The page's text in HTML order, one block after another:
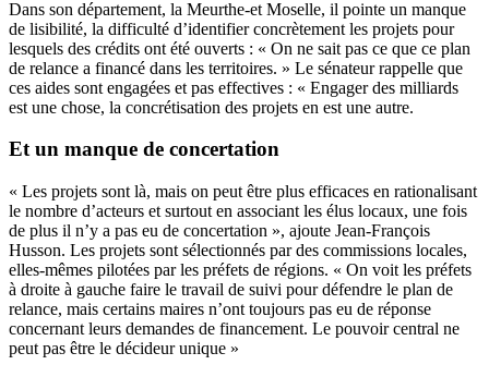
Dans son département, la Meurthe-et Moselle, il pointe un manque
de lisibilité, la difficulté d’identifier concrètement les projets pour
lesquels des crédits ont été ouverts : « On ne sait pas ce que ce plan
de relance a financé dans les territoires. » Le sénateur rappelle que
ces aides sont engagées et pas effectives : « Engager des milliards
est une chose, la concrétisation des projets en est une autre.
Et un manque de concertation
« Les projets sont là, mais on peut être plus efficaces en rationalisant
le nombre d’acteurs et surtout en associant les élus locaux, une fois
de plus il n’y a pas eu de concertation », ajoute Jean-François
Husson. Les projets sont sélectionnés par des commissions locales,
elles-mêmes pilotées par les préfets de régions. « On voit les préfets
à droite à gauche faire le travail de suivi pour défendre le plan de
relance, mais certains maires n’ont toujours pas eu de réponse
concernant leurs demandes de financement. Le pouvoir central ne
peut pas être le décideur unique »